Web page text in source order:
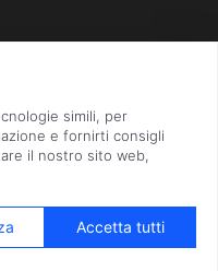
i.v. € 800.000,00